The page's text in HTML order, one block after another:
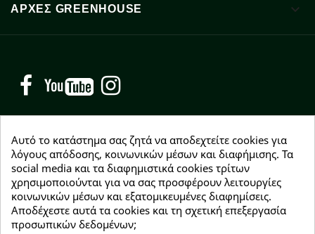
ΑΡΧΈΣ GREENHOUSE 
Facebook YouTube
NEWSLETTER
Εγγραφείτε δωρεάν και θα είστε οι πρώτοι που θα
λάβετε τα νέα μας γύρω από προσφορές, εκπτώσεις
και νέα προϊόντα.
Αυτό το κατάστημα σας ζητά να αποδεχτείτε cookies για
λόγους απόδοσης, κοινωνικών μέσων και διαφήμισης. Τα
social media και τα διαφημιστικά cookies τρίτων
χρησιμοποιούνται για να σας προσφέρουν λειτουργίες
κοινωνικών μέσων και εξατομικευμένες διαφημίσεις.
Αποδέχεστε αυτά τα cookies και τη σχετική επεξεργασία
προσωπικών δεδομένων;